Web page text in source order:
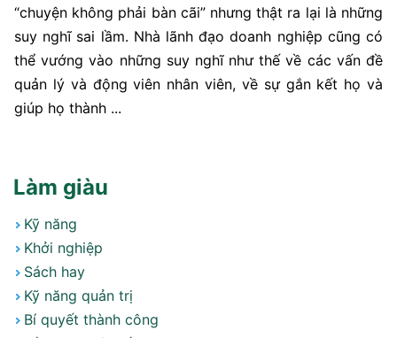
“chuyện không phải bàn cãi” nhưng thật ra lại là những
suy nghĩ sai lầm. Nhà lãnh đạo doanh nghiệp cũng có
thể vướng vào những suy nghĩ như thế về các vấn đề
quản lý và động viên nhân viên, về sự gắn kết họ và
giúp họ thành ...
Làm giàu
Kỹ năng
Khởi nghiệp
Sách hay
Kỹ năng quản trị
Bí quyết thành công